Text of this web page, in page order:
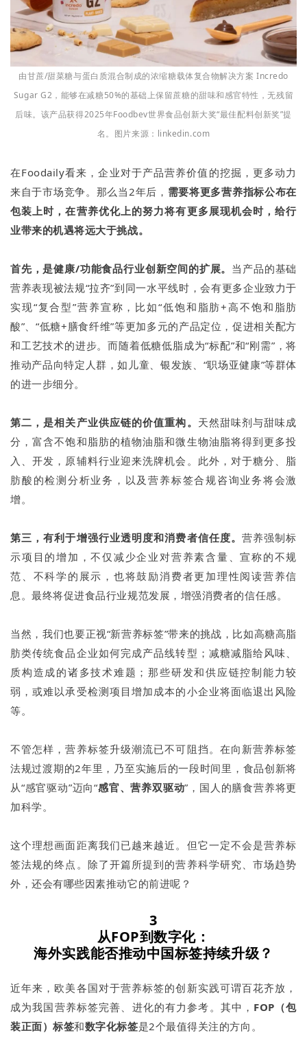
由甘蔗/甜菜糖与蛋白质混合制成的浓缩糖载体复合物解决方案 Incredo
Sugar G2，能够在减糖50%的基础上保留蔗糖的甜味和感官特性，无残留
后味。该产品获得2025年Foodbev世界食品创新大奖“最佳配料创新奖”提
名。图片来源：linkedin.com
在Foodaily看来，企业对于产品营养价值的挖掘，更多动力
来自于市场竞争。那么当2年后， 需要将更多营养指标公布在
包装上时，在营养优化上的努力将有更多展现机会时，给行
业带来的机遇将远大于挑战。
首先，是健康/功能食品行业创新空间的扩展。 当产品的基础
营养表现被法规“拉齐”到同一水平线时，会有更多企业致力于
实现“复合型”营养宣称，比如“低饱和脂肪+高不饱和脂肪
酸”、“低糖+膳食纤维”等更加多元的产品定位，促进相关配方
和工艺技术的进步。而随着低糖低脂成为“标配”和“刚需”，将
推动产品向特定人群，如儿童、银发族、“职场亚健康”等群体
的进一步细分。
第二，是相关产业供应链的价值重构。 天然甜味剂与甜味成
分，富含不饱和脂肪的植物油脂和微生物油脂将得到更多投
入、开发，原辅料行业迎来洗牌机会。此外，对于糖分、脂
肪酸的检测分析业务，以及营养标签合规咨询业务将会激
增。
第三，有利于增强行业透明度和消费者信任度。营养强制标
示项目的增加，不仅减少企业对营养素含量、宣称的不规
范、不科学的展示，也将鼓励消费者更加理性阅读营养信
息。最终将促进食品行业规范发展，增强消费者的信任感。
当然，我们也要正视“新营养标签”带来的挑战，比如高糖高脂
肪类传统食品企业如何完成产品线转型；减糖减脂给风味、
质构造成的诸多技术难题；那些研发和供应链控制能力较
弱，或难以承受检测项目增加成本的小企业将面临退出风险
等。
不管怎样，营养标签升级潮流已不可阻挡。在向新营养标签
法规过渡期的2年里，乃至实施后的一段时间里，食品创新将
从“感官驱动”迈向“感官、营养双驱动”，国人的膳食营养将更
加科学。
这个理想画面距离我们已越来越近。但它一定不会是营养标
签法规的终点。除了开篇所提到的营养科学研究、市场趋势
外，还会有哪些因素推动它的前进呢？
3
从FOP到数字化：
海外实践能否推动中国标签持续升级？
近年来，欧美各国对于营养标签的创新实践可谓百花齐放，
成为我国营养标签完善、进化的有力参考。其中， FOP（包
装正面）标签和数字化标签是2个最值得关注的方向。